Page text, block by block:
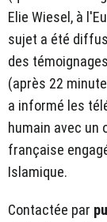
Elie Wiesel, à
sujet a été
des
(après 22
a informé les
humain avec un
française
Islamique.
Contactée par